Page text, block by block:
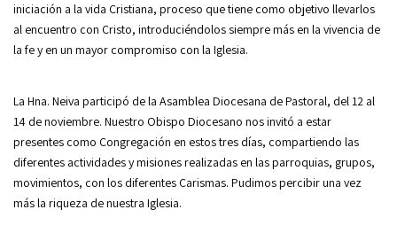
iniciación a la vida Cristiana, proceso que tiene como objetivo llevarlos
al encuentro con Cristo, introduciéndolos siempre más en la vivencia de
la fe y en un mayor compromiso con la Iglesia.
La Hna. Neiva participó de la Asamblea Diocesana de Pastoral, del 12 al
14 de noviembre. Nuestro Obispo Diocesano nos invitó a estar
presentes como Congregación en estos tres días, compartiendo las
diferentes actividades y misiones realizadas en las parroquias, grupos,
movimientos, con los diferentes Carismas. Pudimos percibir una vez
más la riqueza de nuestra Iglesia.